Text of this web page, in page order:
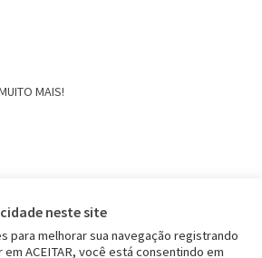
MAIS!
neste site
para melhorar sua navegação registrando
ACEITAR, você está consentindo em